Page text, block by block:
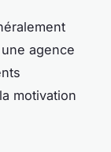
agence
motivation